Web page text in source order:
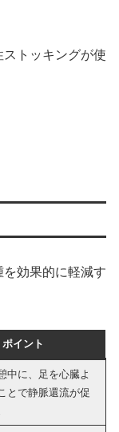
トッキングが使
効果的に軽減す
ポイント
中に、足を心臓よ
とで静脈還流が促